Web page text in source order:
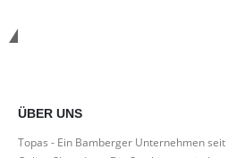
ÜBER UNS
Topas - Ein Bamberger Unternehmen